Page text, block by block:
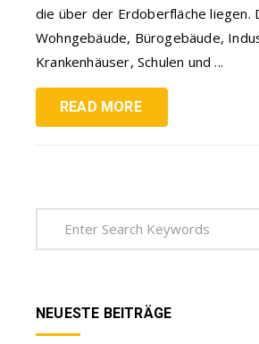
die über der Erdoberfläche liegen.
Wohngebäude, Bürogebäude,
Krankenhäuser, Schulen und ...
READ MORE
NEUESTE BEITRÄGE